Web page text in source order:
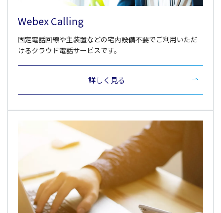
Webex Calling
固定電話回線や主装置などの宅内設備不要でご利用いただ
けるクラウド電話サービスです。
詳しく見る